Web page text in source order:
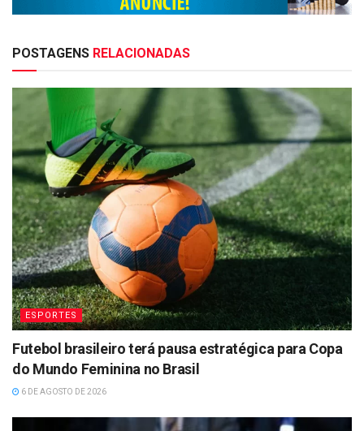
POSTAGENS RELACIONADAS
ESPORTES
Futebol brasileiro terá pausa estratégica para Copa
do Mundo Feminina no Brasil
6 DE AGOSTO DE 2026